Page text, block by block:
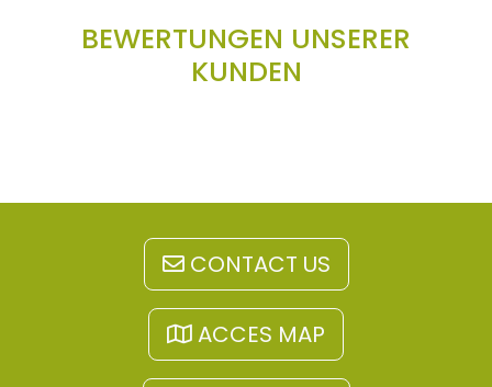
BEWERTUNGEN UNSERER
KUNDEN
CONTACT US
ACCES MAP